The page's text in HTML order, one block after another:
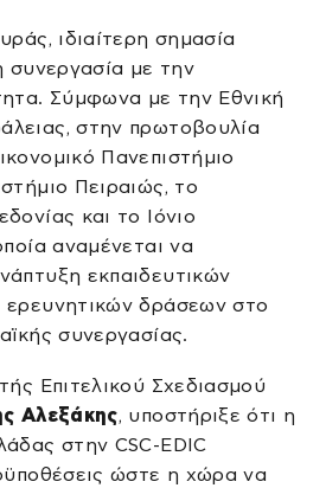
ιδιαίτερη σημασία
συνεργασία με την
Σύμφωνα με την Εθνική
στην πρωτοβουλία
Πανεπιστήμιο
Πειραιώς, το
και το Ιόνιο
αναμένεται να
εκπαιδευτικών
ερευνητικών δράσεων στο
συνεργασίας.
Επιτελικού Σχεδιασμού
Αλεξάκης, υποστήριξε ότι η
στην CSC-EDIC
ώστε η χώρα να